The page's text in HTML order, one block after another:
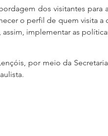
dos visitantes para
o perfil de quem visita a
implementar as
por meio da